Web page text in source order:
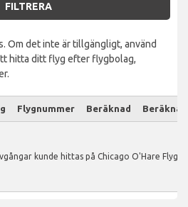
FILTRERA
Om det inte är tillgängligt, använd
hitta ditt flyg efter flygbolag,
Flygnummer Beräknad
kunde hittas på Chicago O'Hare